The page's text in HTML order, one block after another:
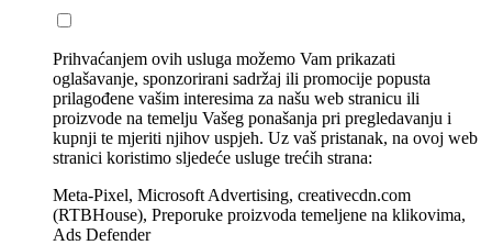
Prihvaćanjem ovih usluga možemo Vam prikazati
oglašavanje, sponzorirani sadržaj ili promocije popusta
prilagođene vašim interesima za našu web stranicu ili
proizvode na temelju Vašeg ponašanja pri pregledavanju i
kupnji te mjeriti njihov uspjeh. Uz vaš pristanak, na ovoj web
stranici koristimo sljedeće usluge trećih strana:
Meta-Pixel, Microsoft Advertising, creativecdn.com
(RTBHouse), Preporuke proizvoda temeljene na klikovima,
Ads Defender